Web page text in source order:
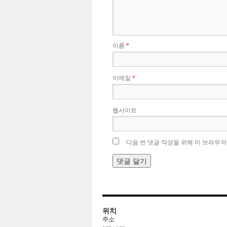
이름 *
이메일 *
웹사이트
다음 번 댓글 작성을 위해 이 브라우
위치
주소